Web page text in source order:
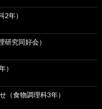
年）
究同好会）
）
（食物調理科3年）